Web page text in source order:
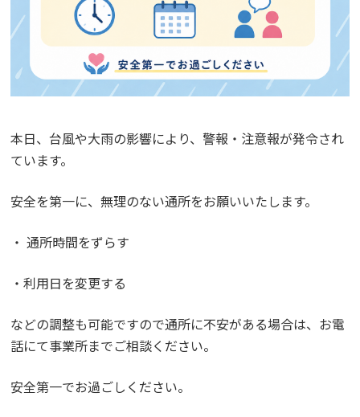
本日、台風や大雨の影響により、警報・注意報が発令され
ています。
安全を第一に、無理のない通所をお願いいたします。
・ 通所時間をずらす
・利用日を変更する
などの調整も可能ですので通所に不安がある場合は、お電
話にて事業所までご相談ください。
安全第一でお過ごしください。